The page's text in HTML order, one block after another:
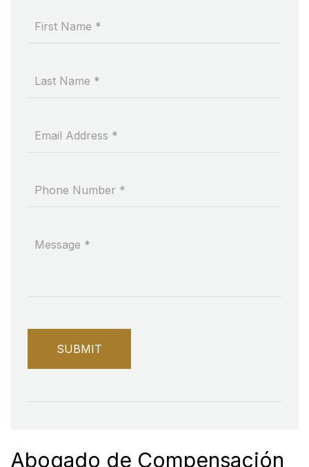
Abogado de Compensación